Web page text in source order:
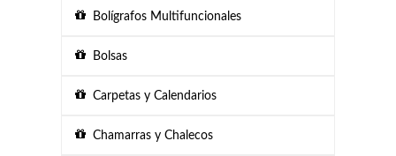
Bolígrafos Multifuncionales
Bolsas
Carpetas y Calendarios
Chamarras y Chalecos